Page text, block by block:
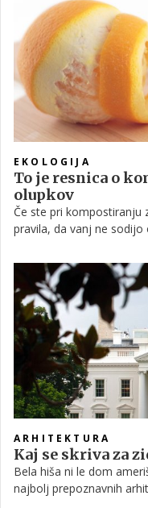
EKOLOGIJA
To je resnica o
olupkov
Če ste pri kompostiranju
pravila, da vanj ne sodijo
kompost, precej
ARHITEKTURA
Kaj se skriva za
Bela hiša ni le dom
najbolj prepoznavnih